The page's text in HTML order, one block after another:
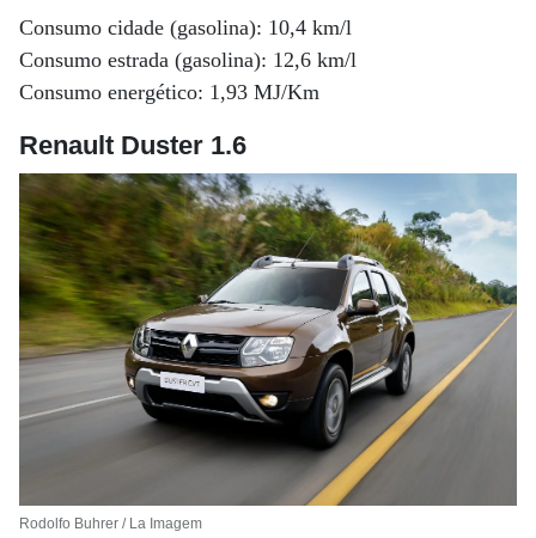
Consumo cidade (gasolina): 10,4 km/l
Consumo estrada (gasolina): 12,6 km/l
Consumo energético: 1,93 MJ/Km
Renault Duster 1.6
Rodolfo Buhrer / La Imagem